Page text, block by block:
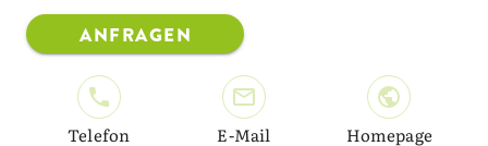
ANFRAGEN
Telefon E-Mail Homepage